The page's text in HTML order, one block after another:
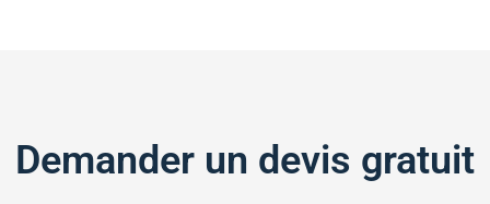
Demander un devis gratuit